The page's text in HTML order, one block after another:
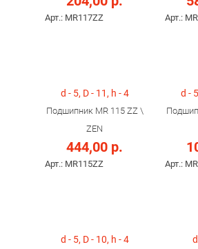
Арт.: MR117ZZ Арт.:
d - 5, D - 11, h - 4
Подшипник MR 115 ZZ \
ZEN
444,00 р.
Арт.: MR115ZZ
d -
Арт.:
d - 5, D - 10, h - 4